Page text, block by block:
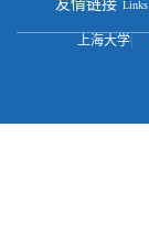
友情链接 Links
上海大学